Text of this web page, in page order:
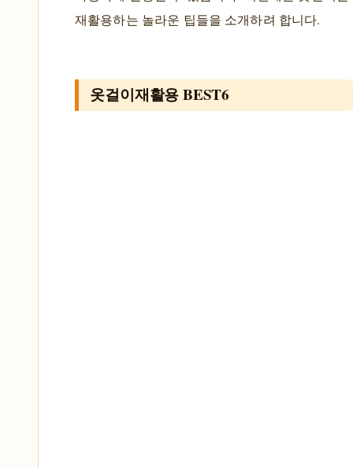
재활용하는 놀라운 팁들을 소개하려 합니다.
옷걸이재활용 BEST6